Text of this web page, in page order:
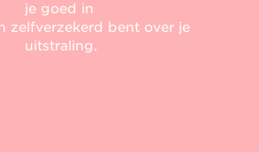
je goed in
zelfverzekerd bent over je
uitstraling.